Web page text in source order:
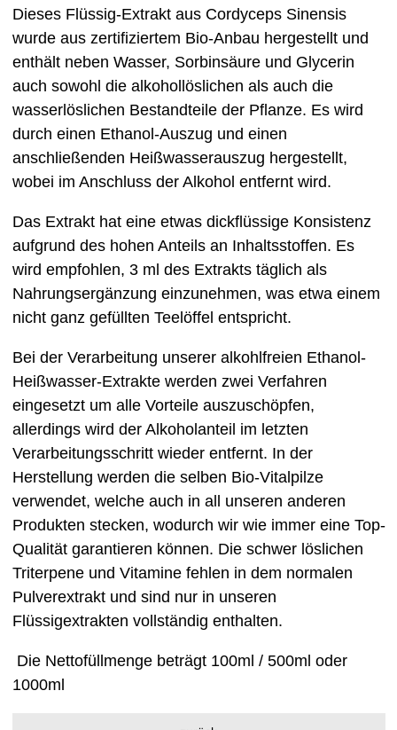
Dieses Flüssig-Extrakt aus Cordyceps Sinensis
wurde aus zertifiziertem Bio-Anbau hergestellt und
enthält neben Wasser, Sorbinsäure und Glycerin
auch sowohl die alkohollöslichen als auch die
wasserlöslichen Bestandteile der Pflanze. Es wird
durch einen Ethanol-Auszug und einen
anschließenden Heißwasserauszug hergestellt,
wobei im Anschluss der Alkohol entfernt wird.
Das Extrakt hat eine etwas dickflüssige Konsistenz
aufgrund des hohen Anteils an Inhaltsstoffen. Es
wird empfohlen, 3 ml des Extrakts täglich als
Nahrungsergänzung einzunehmen, was etwa einem
nicht ganz gefüllten Teelöffel entspricht.
Bei der Verarbeitung unserer alkohlfreien Ethanol-
Heißwasser-Extrakte werden zwei Verfahren
eingesetzt um alle Vorteile auszuschöpfen,
allerdings wird der Alkoholanteil im letzten
Verarbeitungsschritt wieder entfernt. In der
Herstellung werden die selben Bio-Vitalpilze
verwendet, welche auch in all unseren anderen
Produkten stecken, wodurch wir wie immer eine Top-
Qualität garantieren können. Die schwer löslichen
Triterpene und Vitamine fehlen in dem normalen
Pulverextrakt und sind nur in unseren
Flüssigextrakten vollständig enthalten.
Die Nettofüllmenge beträgt 100ml / 500ml oder
1000ml